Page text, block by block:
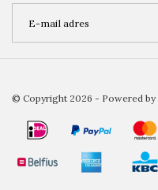
© Copyright 2026 - Powered by